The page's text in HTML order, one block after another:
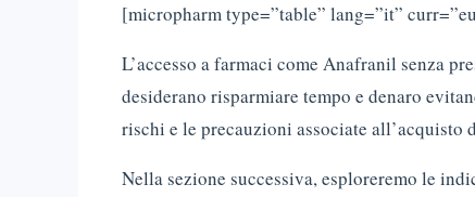
[micropharm type=”table” lang=”it”
L’accesso a farmaci come Anafranil senza
desiderano risparmiare tempo e denaro
rischi e le precauzioni associate all’acquisto
Nella sezione successiva, esploreremo le